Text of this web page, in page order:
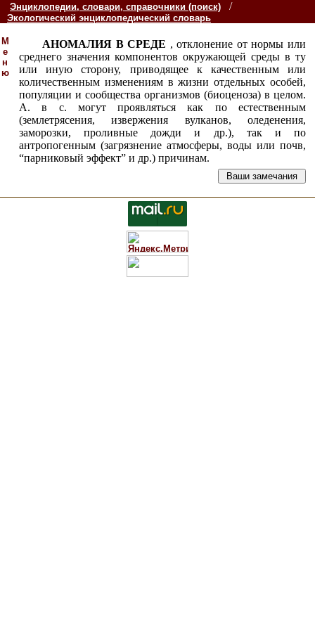
Энциклопедии, словари, справочники (поиск) /
Экологический энциклопедический словарь
М
е
н
ю
АНОМАЛИЯ В СРЕДЕ , отклонение от нормы или
среднего значения компонентов окружающей среды в ту
или иную сторону, приводящее к качественным или
количественным изменениям в жизни отдельных особей,
популяции и сообщества организмов (биоценоза) в целом.
А. в с. могут проявляться как по естественным
(землетрясения, извержения вулканов, оледенения,
заморозки, проливные дожди и др.), так и по
антропогенным (загрязнение атмосферы, воды или почв,
“парниковый эффект” и др.) причинам.